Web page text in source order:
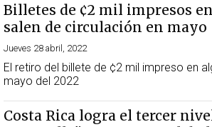
Billetes de ¢2 mil impresos
salen de circulación en mayo
Jueves 28 abril, 2022
El retiro del billete de ¢2 mil impreso en
mayo del 2022
Costa Rica logra el tercer